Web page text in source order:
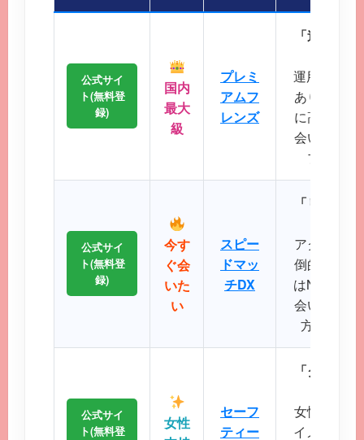
公式サイ
ト(無料登
録)
国内
最大
級
プレミ
アムフ
レンズ
「迷った
運用歴20
あり、マ
に高く、
会いが期待
プクラス
公式サイ
ト(無料登
録)
今す
ぐ会
いた
い
スピー
ドマッ
チDX
「リアル
アクティ
倒的で、掲
はNo.1で
会いたい、
方に最適
公式サイ
ト(無料登
女性
セーフ
ティー
「クリー
女性誌にも
イメージが